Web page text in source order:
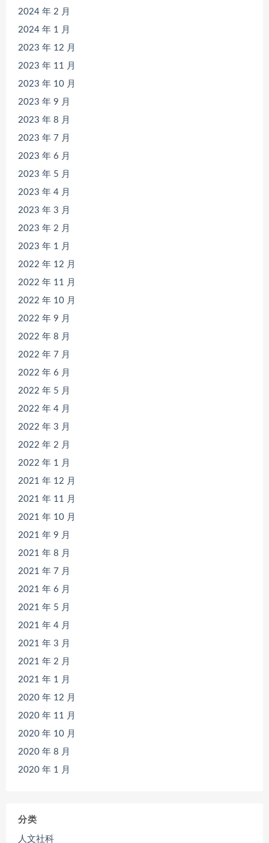
2024 年 2 月
2024 年 1 月
2023 年 12 月
2023 年 11 月
2023 年 10 月
2023 年 9 月
2023 年 8 月
2023 年 7 月
2023 年 6 月
2023 年 5 月
2023 年 4 月
2023 年 3 月
2023 年 2 月
2023 年 1 月
2022 年 12 月
2022 年 11 月
2022 年 10 月
2022 年 9 月
2022 年 8 月
2022 年 7 月
2022 年 6 月
2022 年 5 月
2022 年 4 月
2022 年 3 月
2022 年 2 月
2022 年 1 月
2021 年 12 月
2021 年 11 月
2021 年 10 月
2021 年 9 月
2021 年 8 月
2021 年 7 月
2021 年 6 月
2021 年 5 月
2021 年 4 月
2021 年 3 月
2021 年 2 月
2021 年 1 月
2020 年 12 月
2020 年 11 月
2020 年 10 月
2020 年 8 月
2020 年 1 月
分类
人文社科